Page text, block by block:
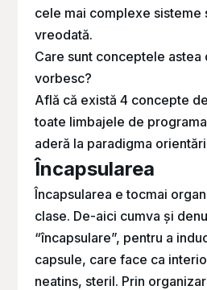
cele mai complexe sisteme
vreodată.
Care sunt conceptele astea
vorbesc?
Află că există 4 concepte
toate limbajele de
aderă la paradigma
Încapsularea
Încapsularea e tocmai
clase. De-aici cumva și
“încapsulare”, pentru a
capsule, care face ca
neatins, steril. Prin